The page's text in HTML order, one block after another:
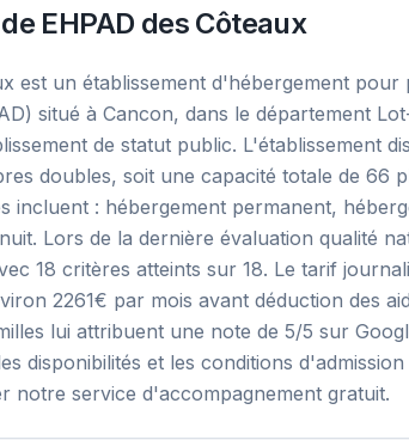
EHPAD des Côteaux
est un établissement d'hébergement pour
situé à Cancon, dans le département
de statut public. L'établissement
doubles, soit une capacité totale de 66
incluent : hébergement permanent,
Lors de la dernière évaluation qualité
18 critères atteints sur 18. Le tarif
2261€ par mois avant déduction des
lui attribuent une note de 5/5 sur
disponibilités et les conditions
notre service d'accompagnement gratuit.